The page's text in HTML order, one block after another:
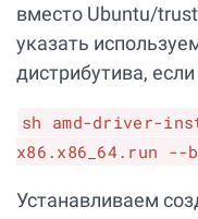
вместо Ubuntu/
указать
дистрибутива,
sh amd-driver-
x86.x86_64.run
Устанавливаем